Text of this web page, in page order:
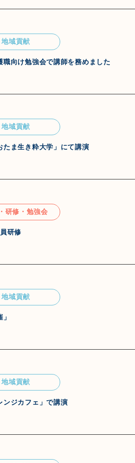
地域貢献
向け勉強会で講師を務めました
地域貢献
たま生き粋大学」にて講演
研修・勉強会
研修
地域貢献
地域貢献
ンジカフェ」で講演